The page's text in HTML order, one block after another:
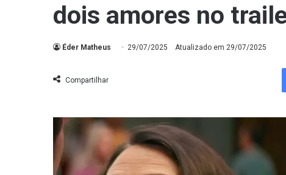
dois amores no
Éder Matheus 29/07/2025 Atualizado em 29/07/2025
Compartilhar